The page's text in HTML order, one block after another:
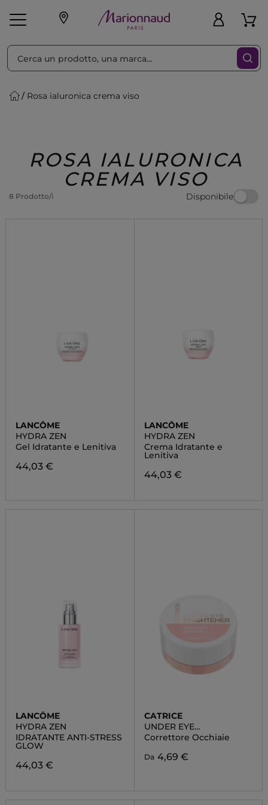
Make-up Profumi
Regalo
Rosa ialuronica crema viso
ROSA IALURONICA
CREMA VISO
8 Prodotto/i Disponibile
Ordina per Filtra
LANCÔME
HYDRA ZEN
Gel Idratante e Lenitiva
44,03 €
LANCÔME
HYDRA ZEN
Crema Idratante e
Lenitiva
44,03 €
LANCÔME
HYDRA ZEN
IDRATANTE ANTI-STRESS
GLOW
44,03 €
CATRICE
UNDER EYE
BRIGHTENER
Correttore Occhiaie
Da 4,69 €